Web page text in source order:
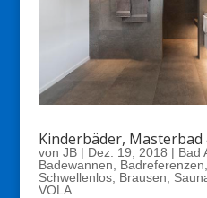
Kinderbäder, Masterbad
von JB| Dez. 19, 2018 | Bad
Badewannen
Badreferenzen
Schwellenlos, Brausen
VOLA